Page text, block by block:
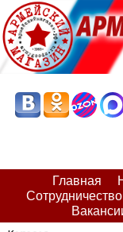
Главная
Сотрудничество